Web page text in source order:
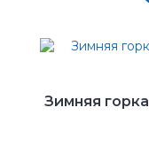
Зимняя